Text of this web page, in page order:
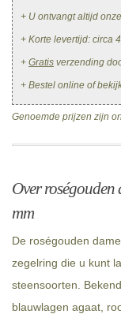
+ U ontvangt altijd
+ Korte levertijd: circa
+ Gratis verzending
+ Bestel online of
Genoemde prijzen zijn
Over roségouden
mm
De roségouden
zegelring die u kunt
steensoorten.
blauwlagen agaat,